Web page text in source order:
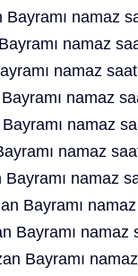
namaz
namaz
namaz
namaz
namaz
namaz
namaz
Bayramı
Bayramı namaz
Bayramı